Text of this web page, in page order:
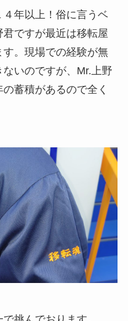
年以上！俗に言うベ
ですが最近は移転屋
。現場での経験が無
いのですが、Mr.上野
蓄積があるので全く